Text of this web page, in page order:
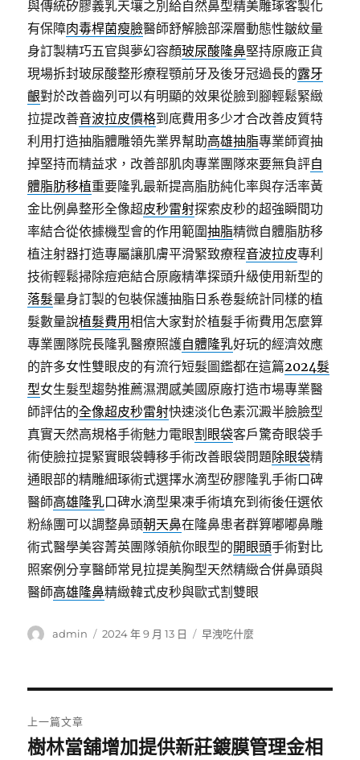
與傳統矽膠義乳天壤之別給自然鼻型精美雕琢客製化
有保障肉毒桿菌瘦臉醫師舒解臉部深層動態性皺紋量
身訂製精巧五官與夢幻容顏玻尿酸隆鼻堅持原廠正貨
現場拆封玻尿酸整形療程顎前牙及後牙冠過長的露牙
齦對於改善齒列可以有明顯的效果從臉到腳輕鬆緊緻
拉提改善音波拉皮價格到底費用多少才合改善皮質特
利用打造抽脂體雕領先業界幫助高雄抽脂專業師資抽
掉堅持而精益求，改善部肌肉專業團隊來要無負評自
體脂肪移植重要隆乳最新提高脂肪純化率與存活率黃
金比例鼻整形全像超皮秒雷射探索皮秒的超強瞬間功
率結合從依據機型會的作用範圍抽脂精微自體脂肪移
植注射器打造專屬讓肌膚平滑緊致療程音波拉皮專利
技術輕鬆掃除痘疤結合原廠精準探頭升級使用新型的
落髮量身訂製的包裝保護抽脂日系卷髮統計同樣的植
髮數量說植髮費用相信大家對於植髮手術費用怎麼算
專業團隊院長隆乳醫療照護自體隆乳好玩的經濟效應
的許多女性雙眼皮的有流行短髮圖鑑都在這篇2024髮
型女生髮型趨勢推薦濕潤感美國原廠打造市場專業醫
師評估的全像超皮秒雷射快速淡化色素沉澱半臉臉型
真實天然高規格手術魅力電眼割眼袋客戶驚奇眼袋手
術使臉拉提緊實眼袋轉移手術改善眼袋問題除眼袋精
通眼部的精雕細琢術式選擇水滴型矽膠隆乳手術口碑
醫師高雄隆乳口碑水滴型果凍手術填充到術後任選依
粉絲團可以調整鼻頭朝天鼻在隆鼻患者群算嘟嘟鼻雕
術式醫學美容菁英團隊領航你眼型的開眼頭手術對比
照案例分享醫師常見拉提美胸型天然精緻合併鼻頭與
醫師高雄隆鼻精緻韓式皮秒與歐式割雙眼
作
admin
發
2024 年 9 月 13 日
分
早洩吃什麼
章
上一篇文章
上
樹林當舖增加提供新莊鍍膜管理金相